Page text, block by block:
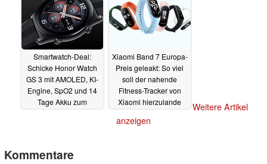
Smartwatch-Deal:
Schicke Honor Watch
GS 3 mit AMOLED, KI-
Engine, SpO2 und 14
Tage Akku zum
Xiaomi Band 7 Europa-
Preis geleakt: So viel
soll der nahende
Fitness-Tracker von
Xiaomi hierzulande
Weitere Artikel
anzeigen
Kommentare